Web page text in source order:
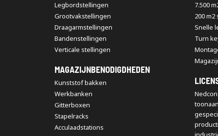
Legbordstellingen
Grootvakstellingen
Draagarmstellingen
Bandenstellingen
Verticale stellingen
MAGAZIJNBENODIGDHEDEN
Kunststof bakken
Werkbanken
Gitterboxen
Stapelracks
Acculaadstations
7.500
200
Snelle
Turn